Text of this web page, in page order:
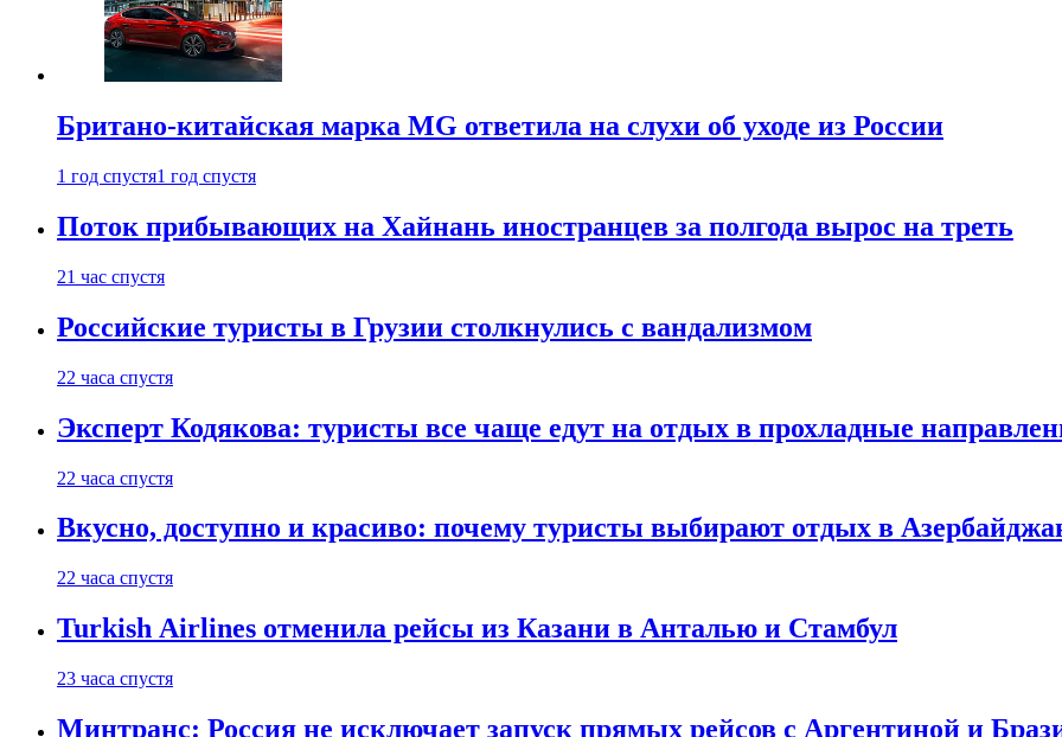
Британо-китайская марка MG ответила на слухи об уходе из России
1 год спустя1 год спустя
Поток прибывающих на Хайнань иностранцев за полгода вырос на треть
21 час спустя
Российские туристы в Грузии столкнулись с вандализмом
22 часа спустя
Эксперт Кодякова: туристы все чаще едут на отдых в прохладные
22 часа спустя
Вкусно, доступно и красиво: почему туристы выбирают отдых в
22 часа спустя
Turkish Airlines отменила рейсы из Казани в Анталью и Стамбул
23 часа спустя
Минтранс: Россия не исключает запуск прямых рейсов с Аргентиной и